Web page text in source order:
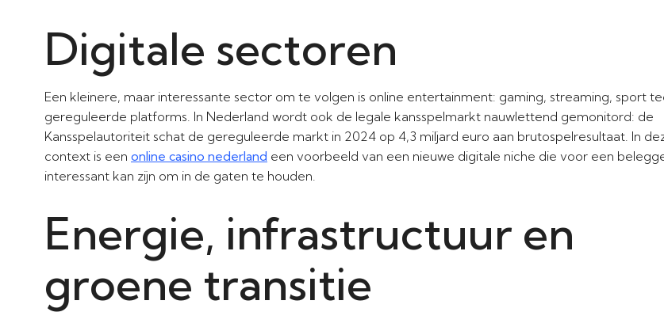
Digitale sectoren
Een kleinere, maar interessante sector om te volgen is online entertainment: gaming, streaming, sport
gereguleerde platforms. In Nederland wordt ook de legale kansspelmarkt nauwlettend gemonitord: de
Kansspelautoriteit schat de gereguleerde markt in 2024 op 4,3 miljard euro aan brutospelresultaat. In
context is een online casino nederland een voorbeeld van een nieuwe digitale niche die voor een
interessant kan zijn om in de gaten te houden.
Energie, infrastructuur en
groene transitie